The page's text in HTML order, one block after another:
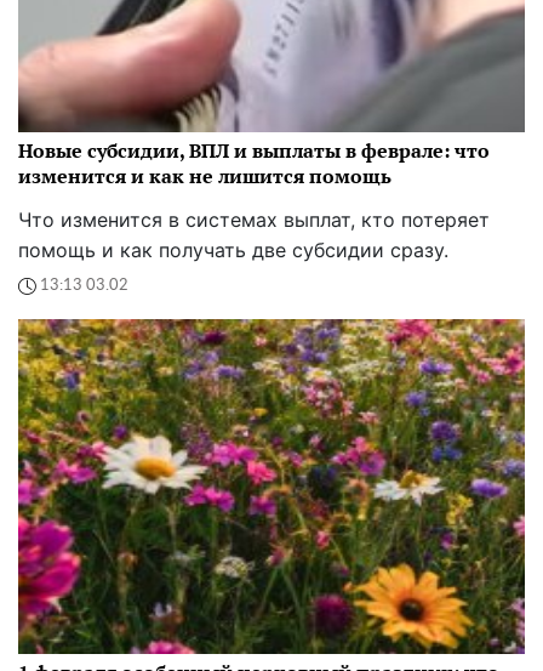
Новые субсидии, ВПЛ и выплаты в феврале: что
изменится и как не лишится помощь
Что изменится в системах выплат, кто потеряет
помощь и как получать две субсидии сразу.
13:13 03.02